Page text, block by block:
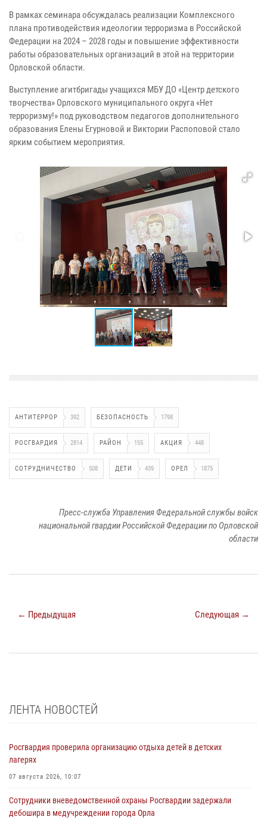
В рамках семинара обсуждалась реализации Комплексного
плана противодействия идеологии терроризма в Российской
Федерации на 2024 – 2028 годы и повышение эффективности
работы образовательных организаций в этой на территории
Орловской области.
Выступление агитбригады учащихся МБУ ДО «Центр детского
творчества» Орловского муниципального округа «Нет
терроризму!» под руководством педагогов дополнительного
образования Елены Егурновой и Виктории Распоповой стало
ярким событием мероприятия.
АНТИТЕРРОР 392 БЕЗОПАСНОСТЬ 1798
РОСГВАРДИЯ 2814 РАЙОН 155 АКЦИЯ 448
СОТРУДНИЧЕСТВО 508 ДЕТИ 439 ОРЕЛ 1875
Пресс-служба Управления Федеральной службы войск
национальной гвардии Российской Федерации по Орловской
области
← Предыдущая Следующая →
ЛЕНТА НОВОСТЕЙ
Росгвардия проверила организацию отдыха детей в детских
лагерях
07 августа 2026, 10:07
Сотрудники вневедомственной охраны Росгвардии задержали
дебошира в медучреждении города Орла